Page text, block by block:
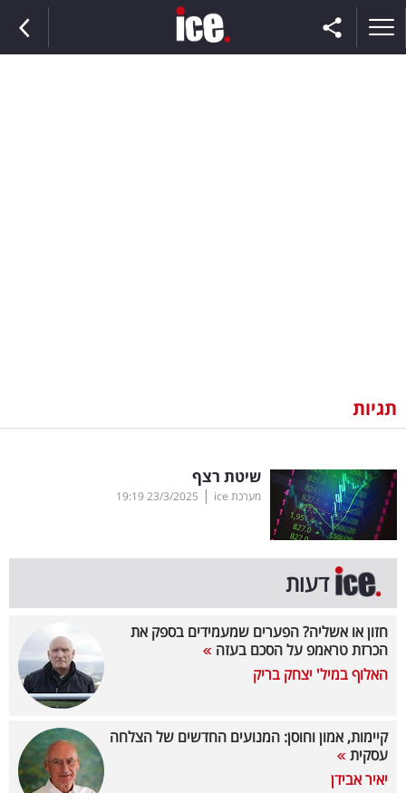
וצרכנות
דיגיטל
וטק
שיווק
ופרסום
משפט
מדדים
דעות
רכילות
תגיות
שיטת רצף
מערכת ice |
23/3/2025
19:19
דעות
חזון או אשליה? הפערים שמעמידים בספק את
הכרזת טראמפ על הסכם בעזה
האלוף במיל' יצחק בריק
קיימות, אמון וחוסן: המנועים החדשים של הצלחה
עסקית
יאיר אבידן